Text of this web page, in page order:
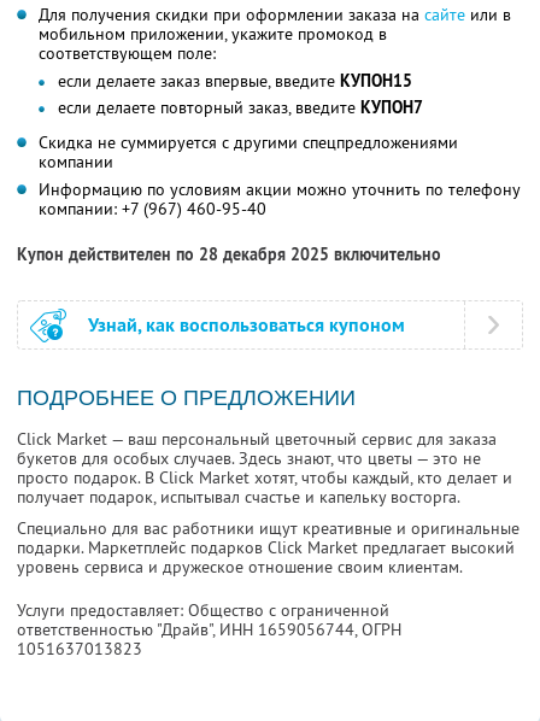
Для получения скидки при оформлении заказа на сайте или в
мобильном приложении, укажите промокод в
соответствующем поле:
если делаете заказ впервые, введите КУПОН15
если делаете повторный заказ, введите КУПОН7
Скидка не суммируется с другими спецпредложениями
компании
Информацию по условиям акции можно уточнить по телефону
компании: +7 (967) 460-95-40
Купон действителен по 28 декабря 2025 включительно
Узнай, как воспользоваться купоном
ПОДРОБНЕЕ О ПРЕДЛОЖЕНИИ
Click Market — ваш персональный цветочный сервис для заказа
букетов для особых случаев. Здесь знают, что цветы — это не
просто подарок. В Click Market хотят, чтобы каждый, кто делает и
получает подарок, испытывал счастье и капельку восторга.
Специально для вас работники ищут креативные и оригинальные
подарки. Маркетплейс подарков Click Market предлагает высокий
уровень сервиса и дружеское отношение своим клиентам.
Услуги предоставляет: Общество с ограниченной
ответственностью "Драйв", ИНН 1659056744, ОГРН
1051637013823